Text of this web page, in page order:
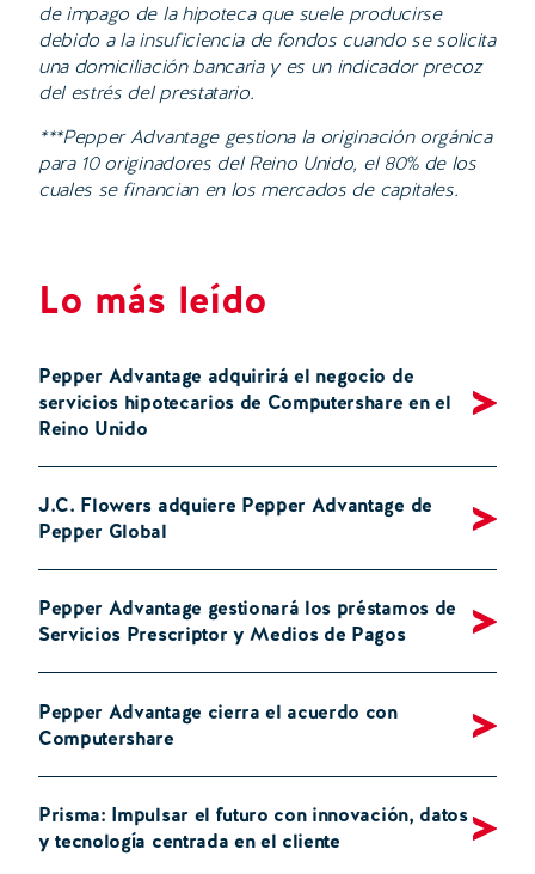
de impago de la hipoteca que suele producirse
debido a la insuficiencia de fondos cuando se solicita
una domiciliación bancaria y es un indicador precoz
del estrés del prestatario.
***Pepper Advantage gestiona la originación orgánica
para 10 originadores del Reino Unido, el 80% de los
cuales se financian en los mercados de capitales.
Lo más leído
Pepper Advantage adquirirá el negocio de
servicios hipotecarios de Computershare en el
Reino Unido
J.C. Flowers adquiere Pepper Advantage de
Pepper Global
Pepper Advantage gestionará los préstamos de
Servicios Prescriptor y Medios de Pagos
Pepper Advantage cierra el acuerdo con
Computershare
Prisma: Impulsar el futuro con innovación, datos
y tecnología centrada en el cliente